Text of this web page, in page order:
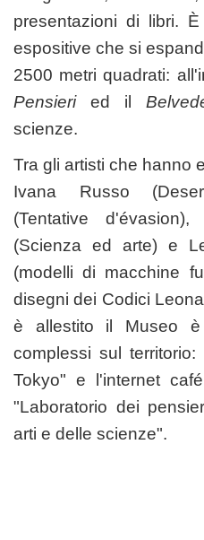
presentazioni di libri.
espositive che si
2500 metri quadrati:
Pensieried il
scienze.
Tra gli artisti che hanno
Ivana Russo
(Tentative
(Scienza ed arte) e
(modelli di macchine
disegni dei Codici
è allestito il Museo
complessi sul
Tokyo" e l'internet
"Laboratorio dei
arti e delle scienze".